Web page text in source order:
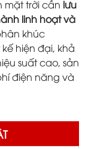
mặt trời cần lưu
linh hoạt và
khúc
hiện đại, khả
suất cao, sản
điện năng và